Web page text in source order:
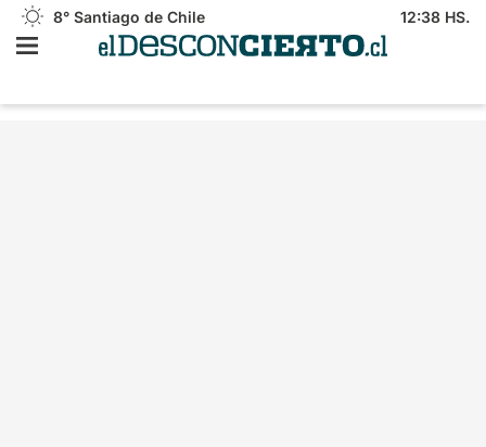
8° Santiago de Chile 12:38 HS.